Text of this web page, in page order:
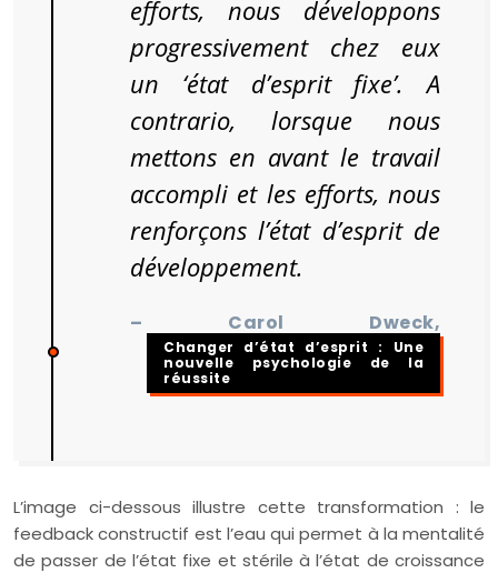
efforts, nous développons
progressivement chez eux
un ‘état d’esprit fixe’. A
contrario, lorsque nous
mettons en avant le travail
accompli et les efforts, nous
renforçons l’état d’esprit de
développement.
– Carol Dweck,
Changer d’état d’esprit : Une
nouvelle psychologie de la
réussite
L’image ci-dessous illustre cette transformation : le
feedback constructif est l’eau qui permet à la mentalité
de passer de l’état fixe et stérile à l’état de croissance